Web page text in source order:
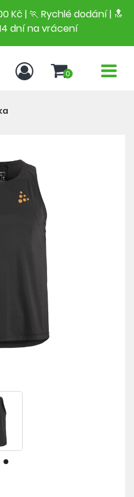
Kč | 🏃 Rychlé dodání | 🔝
dní na vrácení
0